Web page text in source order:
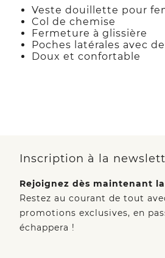
Veste douillette pour
Col de chemise
Fermeture à glissière
Poches latérales avec
Doux et confortable
Inscription à la
Rejoignez dès maintenant
Restez au courant de tout
promotions exclusives, en
échappera !